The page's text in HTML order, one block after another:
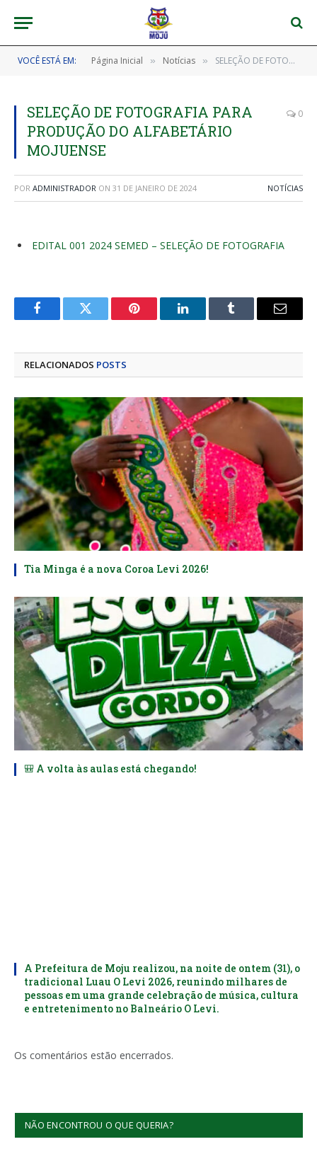
VOCÊ ESTÁ EM: Página Inicial » Notícias » SELEÇÃO DE FOTOGRAFIA PARA PRODUÇÃO DO ALFABETÁRIO MOJUENSE
SELEÇÃO DE FOTOGRAFIA PARA
PRODUÇÃO DO ALFABETÁRIO
MOJUENSE
0
POR ADMINISTRADOR ON 31 DE JANEIRO DE 2024 NOTÍCIAS
EDITAL 001 2024 SEMED – SELEÇÃO DE FOTOGRAFIA
FacebookTwitter Pinterest LinkedInTumblr
E-
RELACIONADOS POSTS
Tia Minga é a nova Coroa Levi 2026!
🎒 A volta às aulas está chegando!
A Prefeitura de Moju realizou, na noite de ontem (31), o
tradicional Luau O Levi 2026, reunindo milhares de
pessoas em uma grande celebração de música, cultura
e entretenimento no Balneário O Levi.
Os comentários estão encerrados.
NÃO ENCONTROU O QUE QUERIA?